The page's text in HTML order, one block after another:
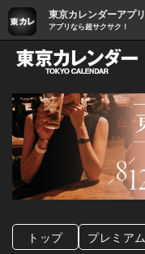
東京カレンダーアプリ
アプリなら超サクサク！
トップ プレミアム